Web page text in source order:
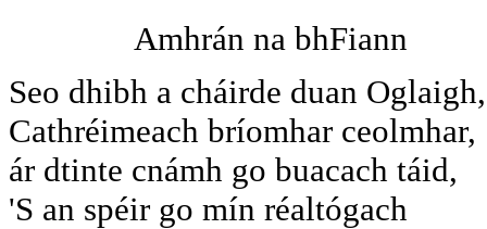
Amhrán na bhFiann
Seo dhibh a cháirde duan Oglaigh,
Cathréimeach bríomhar ceolmhar,
ár dtinte cnámh go buacach táid,
'S an spéir go mín réaltógach